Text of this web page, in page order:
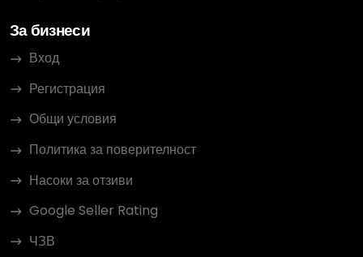
За бизнеси
Вход
Регистрация
Общи условия
Политика за поверителност
Насоки за отзиви
Google Seller Rating
ЧЗВ